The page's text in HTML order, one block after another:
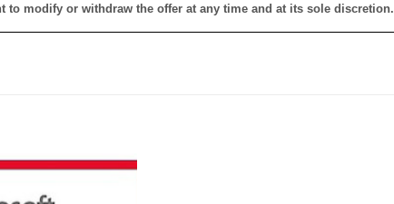
to modify or withdraw the offer at any time and at its sole discretion.